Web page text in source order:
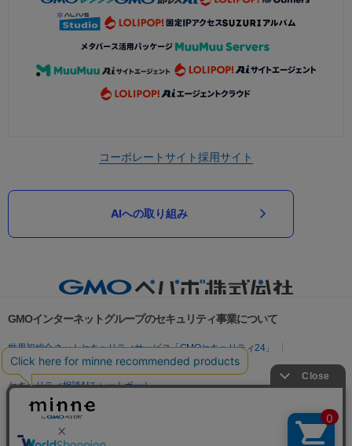
コーポレートサイト採用サイト
AIへの取り組み
GMOインターネットグループのセキュリティ事業について
世界初総合ネットセキュリティサービス「GMOセキュリティ24」
パスワード漏洩診断
Webサイトリスク診断
セキュリティ相談AIチャットボット
実在証明・盗聴対策